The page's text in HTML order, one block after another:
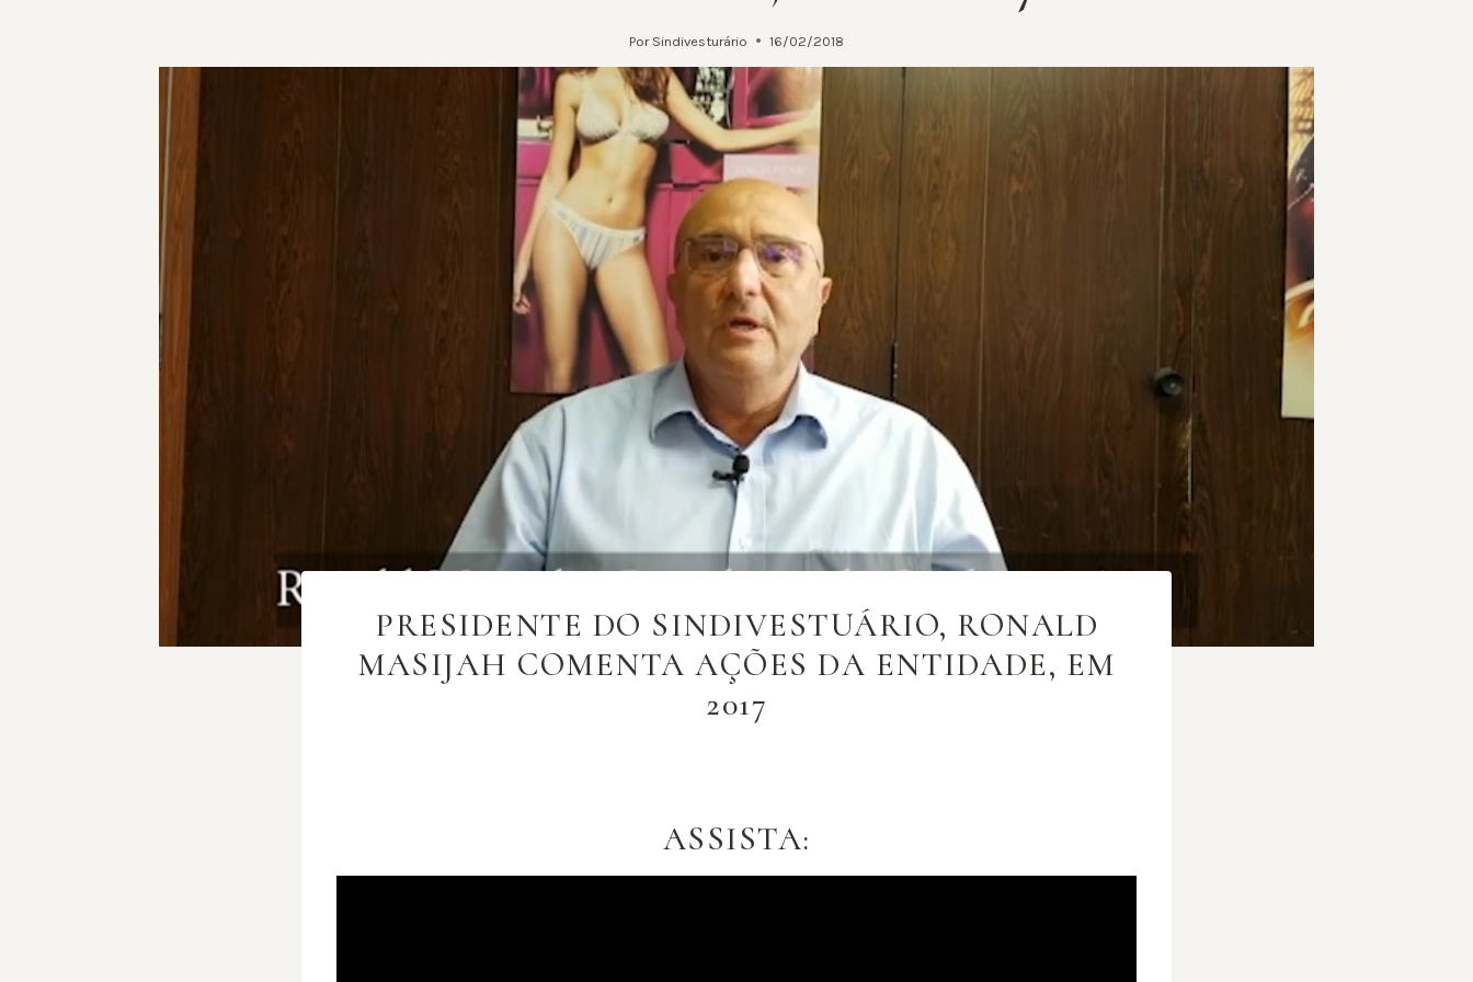
Por Sindivesturário 16/02/2018
PRESIDENTE DO SINDIVESTUÁRIO, RONALD
MASIJAH COMENTA AÇÕES DA ENTIDADE, EM
2017
ASSISTA: